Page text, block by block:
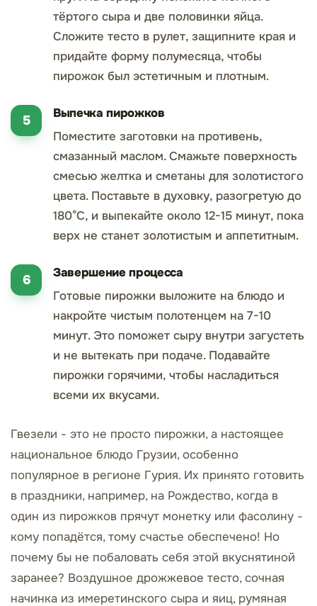
тёртого сыра и две половинки яйца.
Сложите тесто в рулет, защипните края и
придайте форму полумесяца, чтобы
пирожок был эстетичным и плотным.
Выпечка пирожков
Поместите заготовки на противень,
смазанный маслом. Смажьте поверхность
смесью желтка и сметаны для золотистого
цвета. Поставьте в духовку, разогретую до
180°С, и выпекайте около 12-15 минут, пока
верх не станет золотистым и аппетитным.
Завершение процесса
Готовые пирожки выложите на блюдо и
накройте чистым полотенцем на 7-10
минут. Это поможет сыру внутри загустеть
и не вытекать при подаче. Подавайте
пирожки горячими, чтобы насладиться
всеми их вкусами.
Гвезели - это не просто пирожки, а настоящее
национальное блюдо Грузии, особенно
популярное в регионе Гурия. Их принято готовить
в праздники, например, на Рождество, когда в
один из пирожков прячут монетку или фасолину -
кому попадётся, тому счастье обеспечено! Но
почему бы не побаловать себя этой вкуснятиной
заранее? Воздушное дрожжевое тесто, сочная
начинка из имеретинского сыра и яиц, румяная